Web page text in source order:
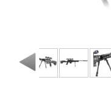
Consulter
mon